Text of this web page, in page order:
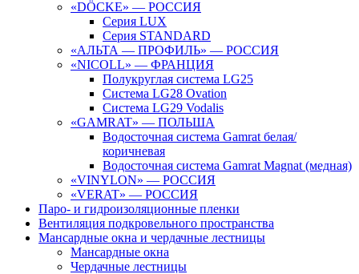
«DÖCKE» — РОССИЯ
Серия LUX
Серия STANDARD
«АЛЬТА — ПРОФИЛЬ» — РОССИЯ
«NICOLL» — ФРАНЦИЯ
Полукруглая система LG25
Система LG28 Ovation
Система LG29 Vodalis
«GAMRAT» — ПОЛЬША
Водосточная система Gamrat белая/
коричневая
Водосточная система Gamrat Magnat (медная)
«VINYLON» — РОССИЯ
«VERAT» — РОССИЯ
Паро- и гидроизоляционные пленки
Вентиляция подкровельного пространства
Мансардные окна и чердачные лестницы
Мансардные окна
Чердачные лестницы